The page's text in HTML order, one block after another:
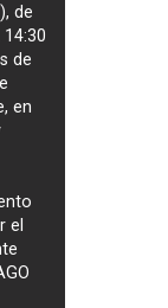
de
de
en
el